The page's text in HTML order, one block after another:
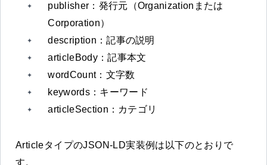
publisher：発行元（Organizationまたは
Corporation）
description：記事の説明
articleBody：記事本文
wordCount：文字数
keywords：キーワード
articleSection：カテゴリ
ArticleタイプのJSON-LD実装例は以下のとおりで
す。